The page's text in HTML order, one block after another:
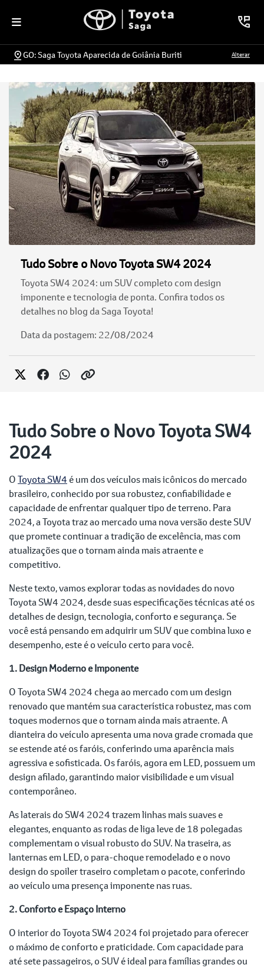
GO: Saga Toyota Aparecida de Goiânia Buriti Alterar
Tudo Sobre o Novo Toyota SW4 2024
Toyota SW4 2024: um SUV completo com design
imponente e tecnologia de ponta. Confira todos os
detalhes no blog da Saga Toyota!
Data da postagem: 22/08/2024
Tudo Sobre o Novo Toyota SW4
2024
OToyota SW4 é um dos veículos mais icônicos do mercado
brasileiro, conhecido por sua robustez, confiabilidade e
capacidade de enfrentar qualquer tipo de terreno. Para
2024, a Toyota traz ao mercado uma nova versão deste SUV
que promete continuar a tradição de excelência, mas com
atualizações que o tornam ainda mais atraente e
competitivo.
Neste texto, vamos explorar todas as novidades do novo
Toyota SW4 2024, desde suas especificações técnicas até os
detalhes de design, tecnologia, conforto e segurança. Se
você está pensando em adquirir um SUV que combina luxo e
desempenho, este é o veículo certo para você.
1. Design Moderno e Imponente
O Toyota SW4 2024 chega ao mercado com um design
renovado que mantém sua característica robustez, mas com
toques modernos que o tornam ainda mais atraente. A
dianteira do veículo apresenta uma nova grade cromada que
se estende até os faróis, conferindo uma aparência mais
agressiva e sofisticada. Os faróis, agora em LED, possuem um
design afilado, garantindo maior visibilidade e um visual
contemporâneo.
As laterais do SW4 2024 trazem linhas mais suaves e
elegantes, enquanto as rodas de liga leve de 18 polegadas
complementam o visual robusto do SUV. Na traseira, as
lanternas em LED, o para-choque remodelado e o novo
design do spoiler traseiro completam o pacote, conferindo
ao veículo uma presença imponente nas ruas.
2. Conforto e Espaço Interno
O interior do Toyota SW4 2024 foi projetado para oferecer
o máximo de conforto e praticidade. Com capacidade para
até sete passageiros, o SUV é ideal para famílias grandes ou